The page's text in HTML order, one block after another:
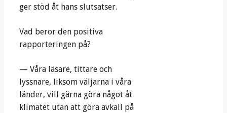
ger stöd åt hans slutsatser.
Vad beror den positiva
rapporteringen på?
— Våra läsare, tittare och
lyssnare, liksom väljarna i våra
länder, vill gärna göra något åt
klimatet utan att göra avkall på